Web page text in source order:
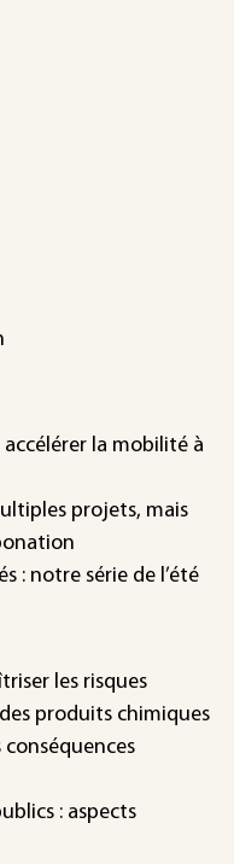
la mobilité à
projets, mais
: notre série de l’été
les risques
produits chimiques
: aspects